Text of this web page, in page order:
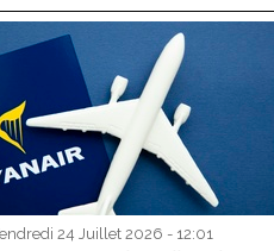
24 Juillet 2026 - 12:01